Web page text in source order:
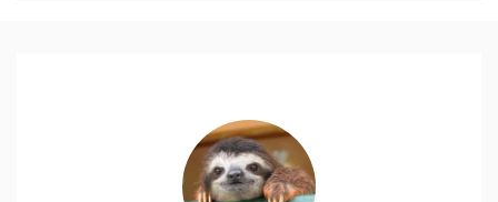
鬼である人間を切りながらも尊重
し、その先をあり方を強烈に訴え